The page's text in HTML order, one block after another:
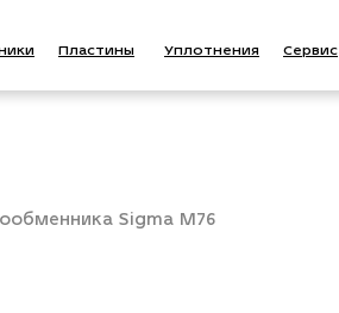
Пластины Уплотнения Сервис
Sigma M76